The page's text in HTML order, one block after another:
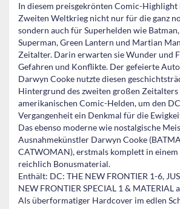
In diesem preisgekrönten Comic-Highlight
Zweiten Weltkrieg nicht nur für die ganz
sondern auch für Superhelden wie
Superman, Green Lantern und Martian
Zeitalter. Darin erwarten sie Wunder und
Gefahren und Konflikte. Der gefeierte
Darwyn Cooke nutzte diesen
Hintergrund des zweiten großen Zeitalters
amerikanischen Comic-Helden, um den
Vergangenheit ein Denkmal für die
Das ebenso moderne wie nostalgische
Ausnahmekünstler Darwyn Cooke
CATWOMAN), erstmals komplett in
reichlich Bonusmaterial.
Enthält: DC: THE NEW FRONTIER 1-6,
NEW FRONTIER SPECIAL 1 & MATERIAL
Als überformatiger Hardcover im edlen